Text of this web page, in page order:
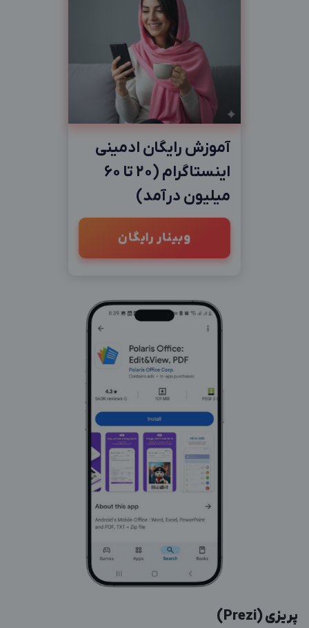
آموزش رایگان ادمینی
اینستاگرام (20 تا 60
میلیون درآمد)
وبینار رایگان
پریزی (Prezi)